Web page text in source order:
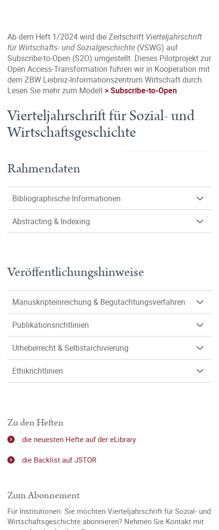
Ab dem Heft 1/2024 wird die Zeitschrift Vierteljahrschrift
für Wirtschafts- und Sozialgeschichte (VSWG) auf
Subscribe-to-Open (S2O) umgestellt. Dieses Pilotprojekt zur
Open Access-Transformation führen wir in Kooperation mit
dem ZBW Leibniz-Informationszentrum Wirtschaft durch.
Lesen Sie mehr zum Modell > Subscribe-to-Open
Vierteljahrschrift für Sozial- und
Wirtschaftsgeschichte
Rahmendaten
Bibliographische Informationen
Abstracting & Indexing
Veröffentlichungshinweise
Manuskripteinreichung & Begutachtungsverfahren
Publikationsrichtlinien
Urheberrecht & Selbstarchivierung
Ethikrichtlinien
Zu den Heften
die neuesten Hefte auf der eLibrary
die Backlist auf JSTOR
Zum Abonnement
Für Institutionen: Sie möchten Vierteljahrschrift für Sozial- und
Wirtschaftsgeschichte abonnieren? Nehmen Sie Kontakt mit